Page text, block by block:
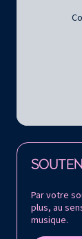
Par votre
plus, au
musique.
Retrouvez la